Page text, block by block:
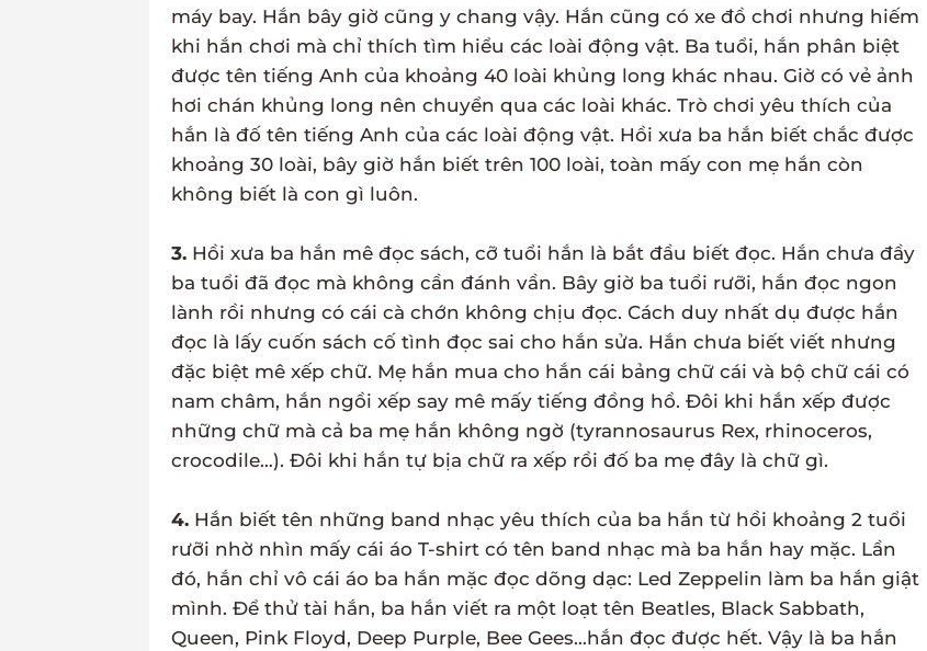
máy bay. Hắn bây giờ cũng y chang vậy. Hắn cũng có xe đồ chơi nhưng hiếm
khi hắn chơi mà chỉ thích tìm hiểu các loài động vật. Ba tuổi, hắn phân biệt
được tên tiếng Anh của khoảng 40 loài khủng long khác nhau. Giờ có vẻ ảnh
hơi chán khủng long nên chuyển qua các loài khác. Trò chơi yêu thích của
hắn là đố tên tiếng Anh của các loài động vật. Hồi xưa ba hắn biết chắc được
khoảng 30 loài, bây giờ hắn biết trên 100 loài, toàn mấy con mẹ hắn còn
không biết là con gì luôn.
3. Hồi xưa ba hắn mê đọc sách, cỡ tuổi hắn là bắt đầu biết đọc. Hắn chưa đầy
ba tuổi đã đọc mà không cần đánh vần. Bây giờ ba tuổi rưỡi, hắn đọc ngon
lành rồi nhưng có cái cà chớn không chịu đọc. Cách duy nhất dụ được hắn
đọc là lấy cuốn sách cố tình đọc sai cho hắn sửa. Hắn chưa biết viết nhưng
đặc biệt mê xếp chữ. Mẹ hắn mua cho hắn cái bảng chữ cái và bộ chữ cái có
nam châm, hắn ngồi xếp say mê mấy tiếng đồng hồ. Đôi khi hắn xếp được
những chữ mà cả ba mẹ hắn không ngờ (tyrannosaurus Rex, rhinoceros,
crocodile…). Đôi khi hắn tự bịa chữ ra xếp rồi đố ba mẹ đây là chữ gì.
4. Hắn biết tên những band nhạc yêu thích của ba hắn từ hồi khoảng 2 tuổi
rưỡi nhờ nhìn mấy cái áo T-shirt có tên band nhạc mà ba hắn hay mặc. Lần
đó, hắn chỉ vô cái áo ba hắn mặc đọc dõng dạc: Led Zeppelin làm ba hắn giật
mình. Để thử tài hắn, ba hắn viết ra một loạt tên Beatles, Black Sabbath,
Queen, Pink Floyd, Deep Purple, Bee Gees…hắn đọc được hết. Vậy là ba hắn